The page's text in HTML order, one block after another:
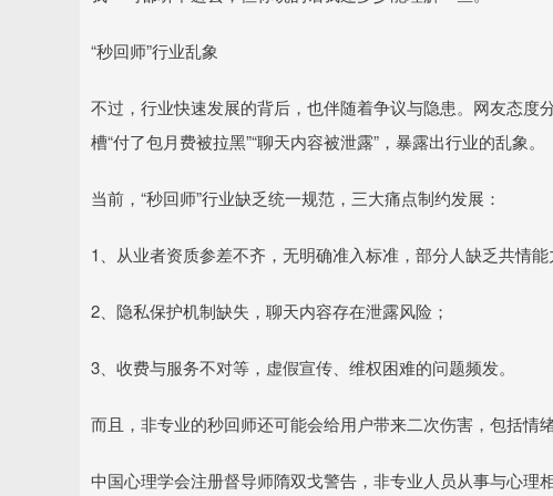
“秒回师”行业乱象
不过，行业快速发展的背后，也伴随着争议与隐患。网友态度
槽“付了包月费被拉黑”“聊天内容被泄露”，暴露出行业的乱象。
当前，“秒回师”行业缺乏统一规范，三大痛点制约发展：
1、从业者资质参差不齐，无明确准入标准，部分人缺乏共情能
2、隐私保护机制缺失，聊天内容存在泄露风险；
3、收费与服务不对等，虚假宣传、维权困难的问题频发。
而且，非专业的秒回师还可能会给用户带来二次伤害，包括情
中国心理学会注册督导师隋双戈警告，非专业人员从事与心